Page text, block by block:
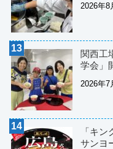
2026年8
関西工
学会」
2026年7
「キ
サンヨ